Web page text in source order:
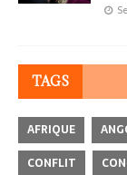
TAGS
AFRIQUE
CONFLIT